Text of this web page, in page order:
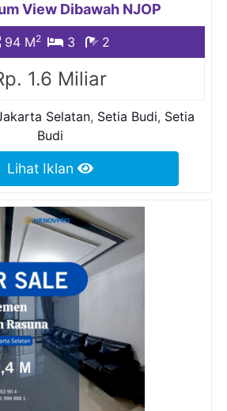
View Dibawah NJOP
94 M2 3 2
1.6 Miliar
Selatan, Setia Budi, Setia
Budi
Lihat Iklan